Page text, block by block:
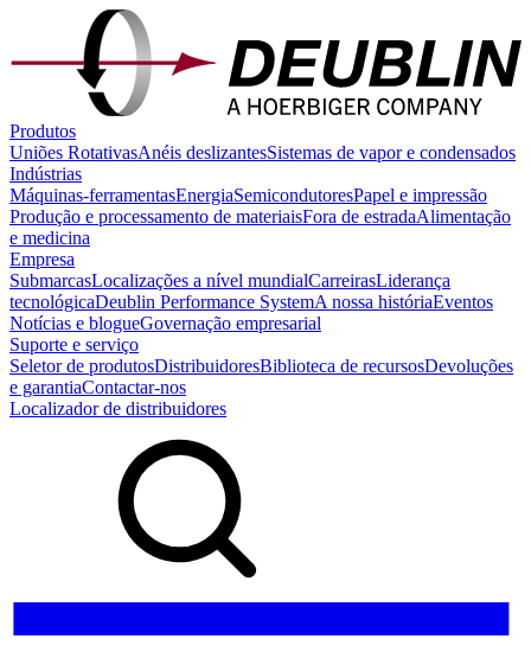
Produtos
Uniões RotativasAnéis deslizantesSistemas de vapor e condensados
Indústrias
Máquinas-ferramentasEnergiaSemicondutoresPapel e impressão
Produção e processamento de materiaisFora de estradaAlimentação
e medicina
Empresa
SubmarcasLocalizações a nível mundialCarreirasLiderança
tecnológicaDeublin Performance SystemA nossa históriaEventos
Notícias e blogueGovernação empresarial
Suporte e serviço
Seletor de produtosDistribuidoresBiblioteca de recursosDevoluções
e garantiaContactar-nos
Localizador de distribuidores